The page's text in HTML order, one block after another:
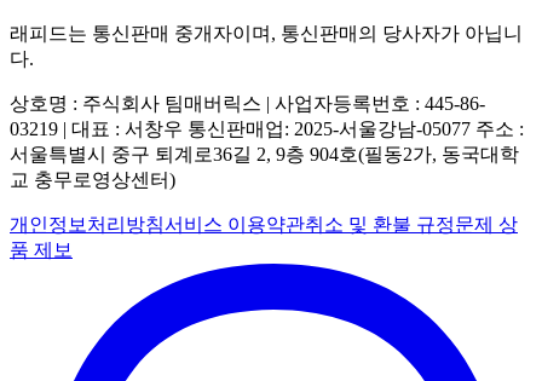
래피드는 통신판매 중개자이며, 통신판매의 당사자가 아닙니
다.
상호명 : 주식회사 팀매버릭스 | 사업자등록번호 : 445-86-
03219 | 대표 : 서창우 통신판매업: 2025-서울강남-05077 주소 :
서울특별시 중구 퇴계로36길 2, 9층 904호(필동2가, 동국대학
교 충무로영상센터)
개인정보처리방침서비스 이용약관취소 및 환불 규정문제 상
품 제보